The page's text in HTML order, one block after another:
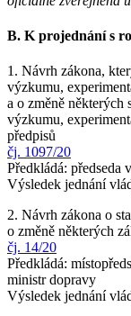
B. K projednání s
1. Návrh zákona,
výzkumu,
a o změně některých
výzkumu,
předpisů
čj. 1097/20
Předkládá: předseda
Výsledek jednání
2. Návrh zákona o
o změně některých
čj. 14/20
Předkládá:
ministr dopravy
Výsledek jednání